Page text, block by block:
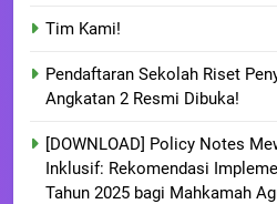
Tim Kami!
Pendaftaran Sekolah Riset
Angkatan 2 Resmi Dibuka!
[DOWNLOAD] Policy Notes
Inklusif: Rekomendasi
Tahun 2025 bagi Mahkamah